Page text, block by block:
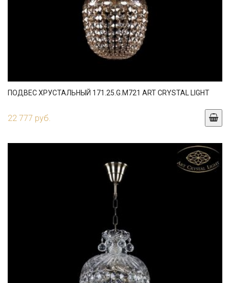
ПОДВЕС ХРУСТАЛЬНЫЙ 171.25.G.M721 ART CRYSTAL LIGHT
22 777 руб.